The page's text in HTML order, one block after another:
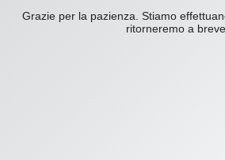
Grazie per la pazienza. Stiamo
ritorneremo a breve.